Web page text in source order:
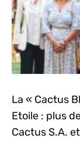
La « Cactus
Etoile : plus
Cactus S.A.